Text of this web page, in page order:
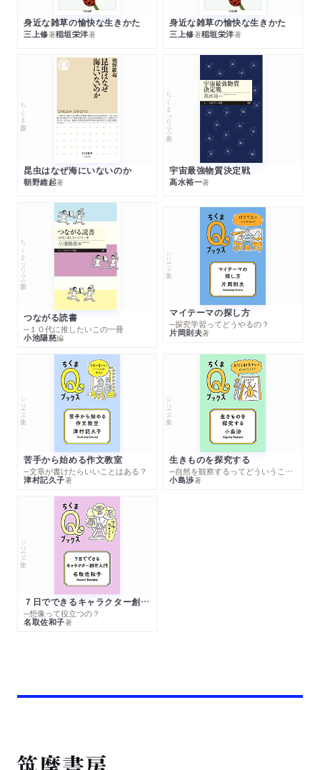
身近な雑草の愉快な生きかた
三上修著稲垣栄洋著
身近な雑草の愉快な生きかた
三上修著稲垣栄洋著
ちくま新書
昆虫はなぜ海にいないのか
朝野維起著
ちくまプリマー新書
宇宙最強物質決定戦
高水裕一著
ちくまプリマー新書
つながる読書
─１０代に推したいこの一冊
小池陽慈編
シリーズ・全集
マイテーマの探し方
─探究学習ってどうやるの？
片岡則夫著
シリーズ・全集
苦手から始める作文教室
─文章が書けたらいいことはある？
津村記久子著
シリーズ・全集
生きものを探究する
─自然を観察するってどういうこと？
小島渉著
シリーズ・全集
７日でできるキャラクター創作入門
─想像って役立つの？
名取佐和子著